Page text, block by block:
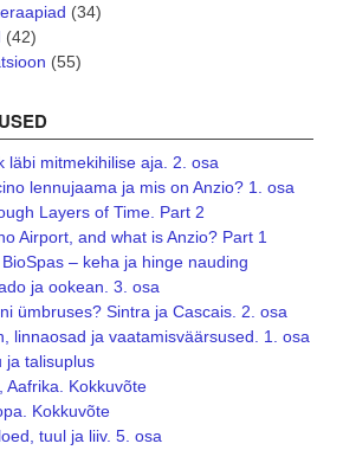
(34)
(42)
(55)
läbi mitmekihilise aja. 2. osa
lennujaama ja mis on Anzio? 1. osa
Layers of Time. Part 2
Airport, and what is Anzio? Part 1
– keha ja hinge nauding
ja ookean. 3. osa
ümbruses? Sintra ja Cascais. 2. osa
linnaosad ja vaatamisväärsused. 1. osa
ja talisuplus
Aafrika. Kokkuvõte
Kokkuvõte
tuul ja liiv. 5. osa